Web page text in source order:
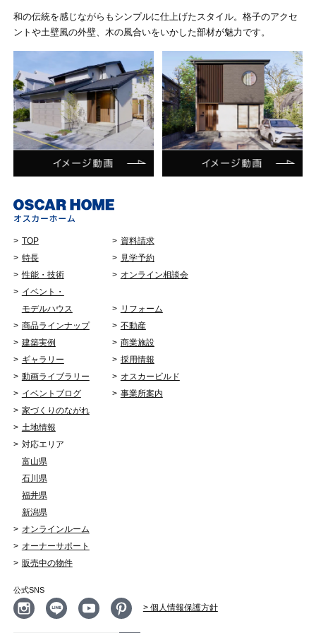
和の伝統を感じながらもシンプルに仕上げたスタイル。格子のアクセ
ントや土壁風の外壁、木の風合いをいかした部材が魅力です。
TOP
特長
性能・技術
イベント・
モデルハウス
商品ラインナップ
建築実例
ギャラリー
動画ライブラリー
イベントブログ
家づくりのながれ
土地情報
対応エリア
富山県
石川県
福井県
新潟県
オンラインルーム
オーナーサポート
販売中の物件
資料請求
見学予約
オンライン相談会
リフォーム
不動産
商業施設
採用情報
オスカービルド
事業所案内
公式SNS
> 個人情報保護方針